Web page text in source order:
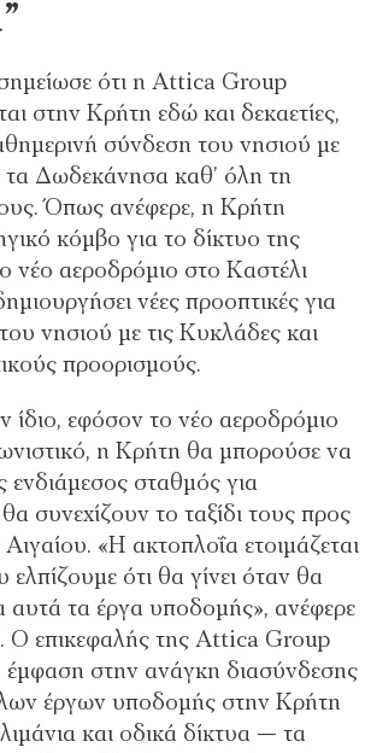
ότι η Attica Group
στην Κρήτη εδώ και δεκαετίες,
σύνδεση του νησιού με
τα Δωδεκάνησα καθ’ όλη τη
Όπως ανέφερε, η Κρήτη
κόμβο για το δίκτυο της
νέο αεροδρόμιο στο Καστέλι
νέες προοπτικές για
νησιού με τις Κυκλάδες και
προορισμούς.
εφόσον το νέο αεροδρόμιο
η Κρήτη θα μπορούσε να
ενδιάμεσος σταθμός για
συνεχίζουν το ταξίδι τους προς
«Η ακτοπλοΐα ετοιμάζεται
ελπίζουμε ότι θα γίνει όταν θα
αυτά τα έργα υποδομής», ανέφερε
O επικεφαλής της Attica Group
έμφαση στην ανάγκη διασύνδεσης
έργων υποδομής στην Κρήτη
και οδικά δίκτυα — τα